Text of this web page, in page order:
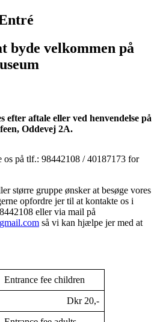
byde velkommen på
efter aftale eller ved henvendelse på
Oddevej 2A.
på tlf.: 98442108 / 40187173 for
større gruppe ønsker at besøge vores
opfordre jer til at kontakte os i
eller via mail på
så vi kan hjælpe jer med at
Entrance fee children
Dkr 20,-